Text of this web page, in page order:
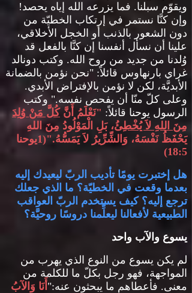
ويقوّم سبلنا. فما يزرعه الله إياه يحصد!
وإن كنَّا نستمر في إرتكاب الخطيّة من
دون الشعور بالذنب أو الخجل الأخلاقي،
علينا أن نسأل أنفسنا إن كنَّا بالفعل قد
وُلدنا من جديد من روح الله. وكتب دونالد
غراي بارنهاوس قائلاً: "نحن نؤمن بالضمانة
الأبديَّة، لكن لا نؤمن بالإفتراض الأبدي.
وعلى كلّ منّا أن يفحص نفسه." وكتب
الرسول يوحنا قائلاً:
"نَعْلَمُ أَنَّكُلَّ مَنْ وُلِدَ
مِنَ اللهِ لاَ يُخْطِئُ، بَلِ الْمَوْلُودُ مِنَ اللهِ
يَحْفَظُ نَفْسَهُ، وَالشِّرِّيرُ لاَ يَمَسُّهُ."(1 يوحنا
18:5)
هل إختبرت يومًا تأديب الربّ ليعيدك إليه
بعدما وقعت في الخطيّة؟ ما الذي جعلك
ترجع إليه؟ كيف يستخدم الربّ العواقب
الطبيعية لأفعالنا ليعلِّمنا دروسًا روحيَّة؟
يسوع والآب واحد
لم يكن يسوع من النوع الذي يهرب من
المواجهة، فهو رجل بكلّ ما للكلمة من
معنى. فأعطاهم ما يبحثون عنه:" أَنَا وَالآبُ